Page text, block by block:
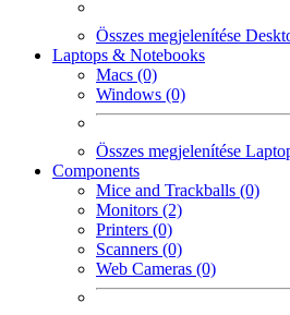
Összes megjelenítése
Laptops & Notebooks
Macs (0)
Windows (0)
Összes megjelenítése
Components
Mice and Trackballs (0)
Monitors (2)
Printers (0)
Scanners (0)
Web Cameras (0)